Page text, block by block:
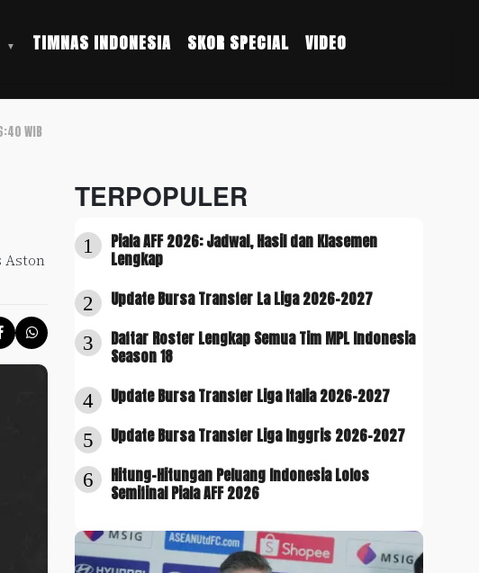
TIMNAS INDONESIA SKOR SPECIAL VIDEO
WIB
Aston
TERPOPULER
1
Piala AFF 2026: Jadwal, Hasil dan Klasemen
Lengkap
2 Update Bursa Transfer La Liga 2026-2027
3
Daftar Roster Lengkap Semua Tim MPL Indonesia
Season 18
4 Update Bursa Transfer Liga Italia 2026-2027
5 Update Bursa Transfer Liga Inggris 2026-2027
6
Hitung-Hitungan Peluang Indonesia Lolos
Semifinal Piala AFF 2026